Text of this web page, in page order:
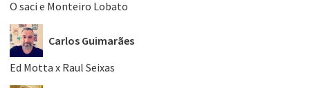
O saci e Monteiro Lobato
Carlos Guimarães
Ed Motta x Raul Seixas